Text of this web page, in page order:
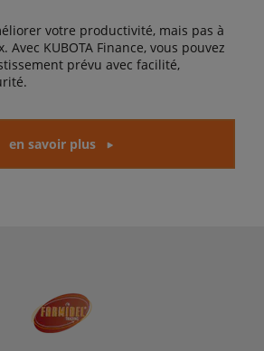
votre productivité, mais pas à
KUBOTA Finance, vous pouvez
prévu avec facilité,
en savoir plus